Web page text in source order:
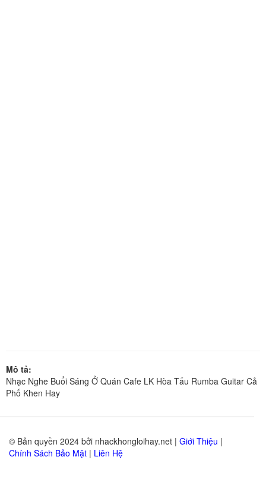
Mô tả:
Nhạc Nghe Buổi Sáng Ở Quán Cafe LK Hòa Tấu Rumba Guitar Cả
Phố Khen Hay
© Bản quyền 2024 bởi nhackhongloihay.net | Giới Thiệu |
Chính Sách Bảo Mật | Liên Hệ